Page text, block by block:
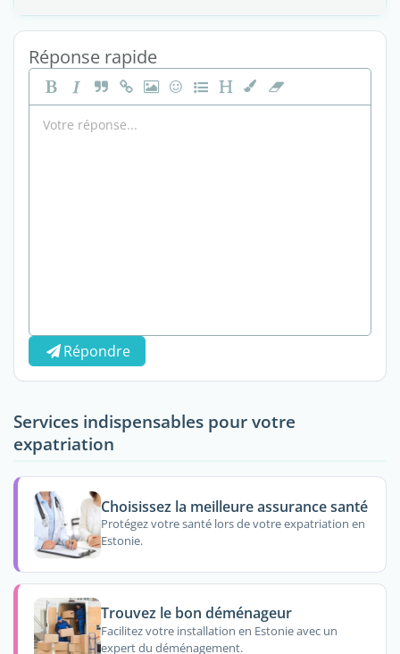
Réponse rapide
Répondre
Services indispensables pour votre
expatriation
Choisissez la meilleure assurance santé
Protégez votre santé lors de votre expatriation en
Estonie.
Trouvez le bon déménageur
Facilitez votre installation en Estonie avec un
expert du déménagement.